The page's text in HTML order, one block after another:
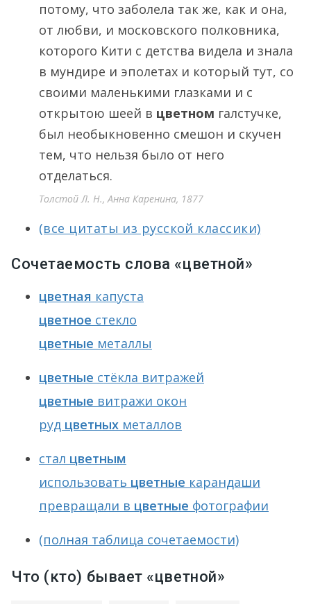
потому, что заболела так же, как и она,
от любви, и московского полковника,
которого Кити с детства видела и знала
в мундире и эполетах и который тут, со
своими маленькими глазками и с
открытою шеей в цветном галстучке,
был необыкновенно смешон и скучен
тем, что нельзя было от него
отделаться.
Толстой Л. Н., Анна Каренина, 1877
(все цитаты из русской классики)
Сочетаемость слова «цветной»
цветная капуста
цветное стекло
цветные металлы
цветные стёкла витражей
цветные витражи окон
руд цветных металлов
стал цветным
использовать цветные карандаши
превращали в цветные фотографии
(полная таблица сочетаемости)
Что (кто) бывает «цветной»